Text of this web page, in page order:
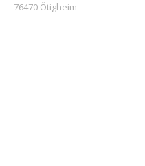
76470 Ötigheim